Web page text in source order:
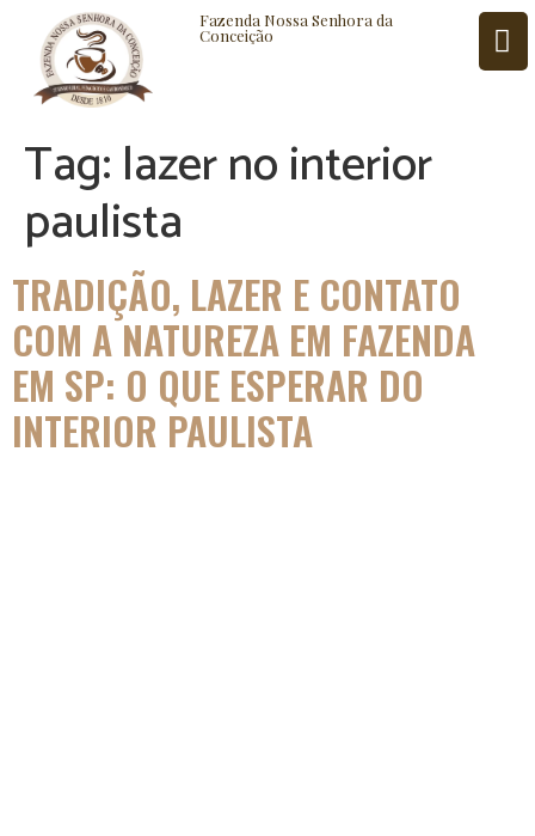
Fazenda Nossa Senhora da
Conceição
BLOG CONTATO
Tag:lazer no interior
paulista
TRADIÇÃO, LAZER E CONTATO
COM A NATUREZA EM FAZENDA
EM SP: O QUE ESPERAR DO
INTERIOR PAULISTA